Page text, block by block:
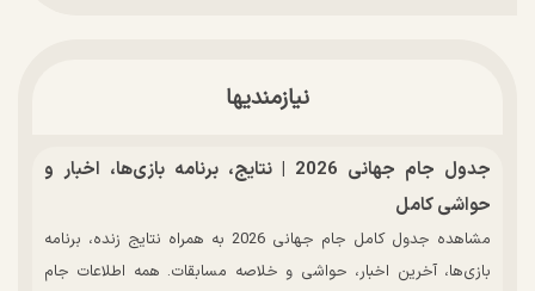
نیازمندیها
جدول جام جهانی 2026 | نتایج، برنامه بازی‌ها، اخبار و
حواشی کامل
مشاهده جدول کامل جام جهانی 2026 به همراه نتایج زنده، برنامه
بازی‌ها، آخرین اخبار، حواشی و خلاصه مسابقات. همه اطلاعات جام